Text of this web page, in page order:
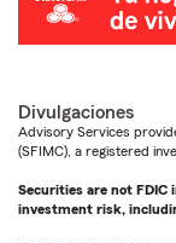
Divulgaciones
Advisory Services
(SFIMC), a registered
Securities are not FDIC
investment risk,